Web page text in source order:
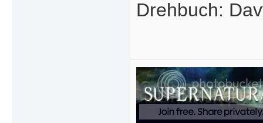
Drehbuch: